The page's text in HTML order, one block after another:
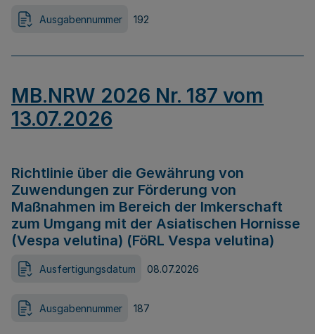
Ausgabennummer 192
MB.NRW 2026 Nr. 187 vom
13.07.2026
Richtlinie über die Gewährung von
Zuwendungen zur Förderung von
Maßnahmen im Bereich der Imkerschaft
zum Umgang mit der Asiatischen Hornisse
(Vespa velutina) (FöRL Vespa velutina)
Ausfertigungsdatum 08.07.2026
Ausgabennummer 187